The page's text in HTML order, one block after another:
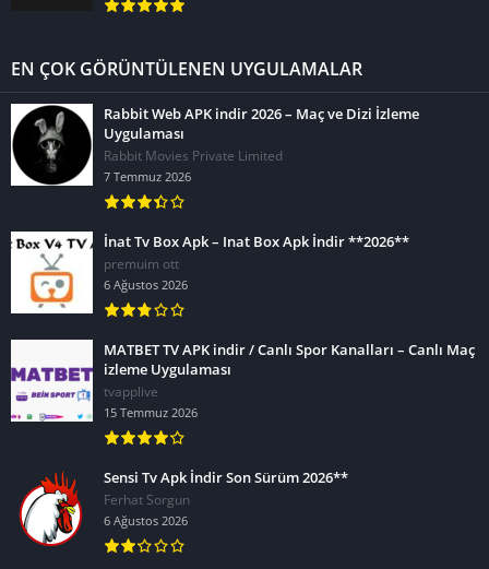
EN ÇOK GÖRÜNTÜLENEN UYGULAMALAR
Rabbit Web APK indir 2026 – Maç ve Dizi İzleme
Uygulaması
Rabbit Movies Private Limited
7 Temmuz 2026
İnat Tv Box Apk – Inat Box Apk İndir **2026**
premuim ott
6 Ağustos 2026
MATBET TV APK indir / Canlı Spor Kanalları – Canlı Maç
izleme Uygulaması
tvapplive
15 Temmuz 2026
Sensi Tv Apk İndir Son Sürüm 2026**
Ferhat Sorgun
6 Ağustos 2026